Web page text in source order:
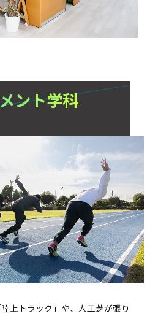
ント学科
上トラック」や、人工芝が張り